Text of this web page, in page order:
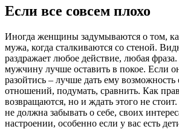
Если все совсем плохо
Иногда женщины задумываются о том,
мужа, когда сталкиваются со стеной.
раздражает любое действие, любая
мужчину лучше оставить в покое. Если
разойтись – лучше дать ему
отношений, подумать, сравнить. Как
возвращаются, но и ждать этого не
не должна забывать о себе, своих
настроении, особенно если у вас есть